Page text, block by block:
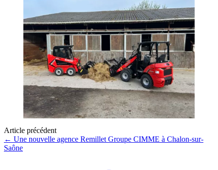
Article précédent
← Une nouvelle agence Remillet Groupe CIMME à Chalon-sur-
Saône